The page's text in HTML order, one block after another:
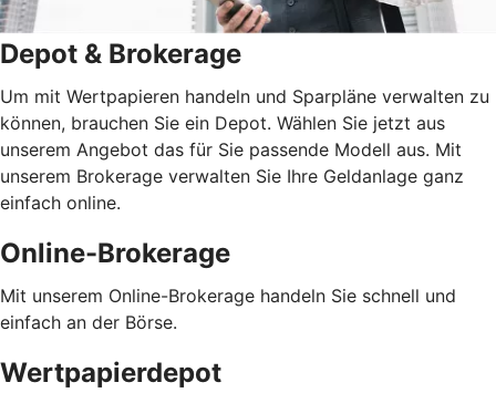
Depot & Brokerage
Um mit Wertpapieren handeln und Sparpläne verwalten zu
können, brauchen Sie ein Depot. Wählen Sie jetzt aus
unserem Angebot das für Sie passende Modell aus. Mit
unserem Brokerage verwalten Sie Ihre Geldanlage ganz
einfach online.
Online-Brokerage
Mit unserem Online-Brokerage handeln Sie schnell und
einfach an der Börse.
Wertpapierdepot